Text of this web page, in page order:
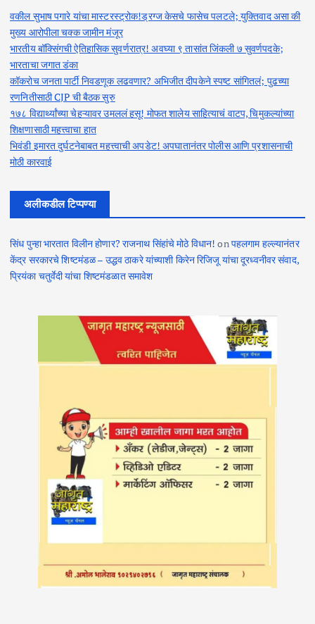
वकील सुभाष पगारे यांचा मास्टरस्ट्रोक!ड्रग्ज केसचे फासेच पलटले; युक्तिवाद असा की
मुख्य आरोपीला चक्क जामीन मंजूर
भारतीय बॉक्सिंगची ऐतिहासिक सुवर्णरात्र! अवघ्या ९ तासांत जिंकली ७ सुवर्णपदके;
भारताचा जगात डंका
कॉकरोच जनता पार्टी निवडणूक लढवणार? अभिजीत दीपकेने स्पष्ट सांगितलं; पुढच्या
रणनितीसाठी CJP ची बैठक सुरु
१७८ विद्यार्थ्यांच्या चेहऱ्यावर उमललं हसू! मोफत शालेय साहित्याचं वाटप, चिमुकल्यांच्या
शिक्षणासाठी महत्त्वाचा हात
भिवंडी इमारत दुर्घटनेबाबत महत्त्वाची अपडेट! अपघातानंतर पोलीस आणि प्रशासनाची
मोठी कारवाई
अलीकडील टिप्पण्या
सिंध पुन्हा भारतात विलीन होणार? राजनाथ सिंहांचे मोठे विधान! onपहलगाम हल्ल्यानंतर
केंद्र सरकारचे शिष्टमंडळ – उद्धव ठाकरे यांच्याशी किरेन रिजिजू यांचा दूरध्वनीवर संवाद,
प्रियंका चतुर्वेदी यांचा शिष्टमंडळात समावेश